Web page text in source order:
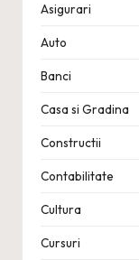
Asigurari
Auto
Banci
Casa si Gradina
Constructii
Contabilitate
Cultura
Cursuri